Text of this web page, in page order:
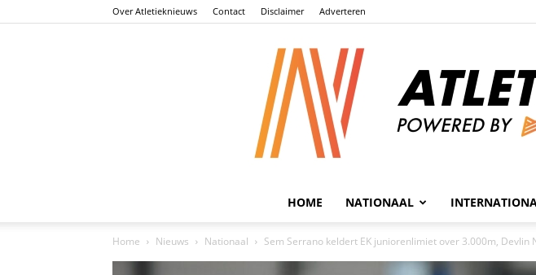
Over Atletieknieuws Contact Disclaimer Adverteren
HOME NATIONAAL
Home Nieuws Nationaal Sem Serrano keldert EK juniorenlimiet over 3.000m,